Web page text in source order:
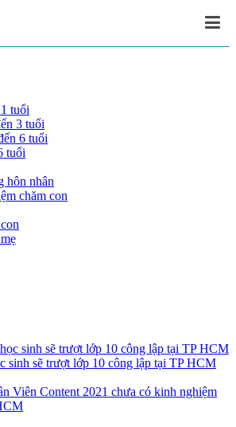
tuổi
3 tuổi
6 tuổi
tuổi
hôn nhân
chăm con
sinh sẽ trượt lớp 10 công lập tại TP HCM
Viên Content 2021 chưa có kinh nghiệm